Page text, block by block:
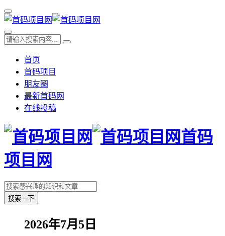
首页
首码项目
朋友圈
最新首码网
在线投稿
首码
项目网
搜索一下
2026年7月5日